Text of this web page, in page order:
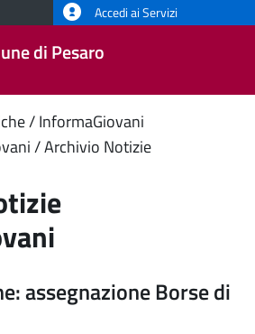
Accedi ai Servizi
di Pesaro
InformaGiovani
Archivio Notizie
assegnazione Borse di